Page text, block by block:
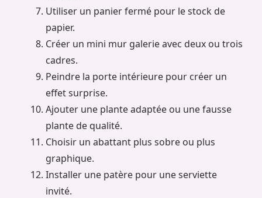
Utiliser un panier fermé pour le stock de
papier.
Créer un mini mur galerie avec deux ou trois
cadres.
Peindre la porte intérieure pour créer un
effet surprise.
Ajouter une plante adaptée ou une fausse
plante de qualité.
Choisir un abattant plus sobre ou plus
graphique.
Installer une patère pour une serviette
invité.